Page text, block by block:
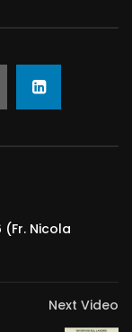
(Fr. Nicola
Next Video